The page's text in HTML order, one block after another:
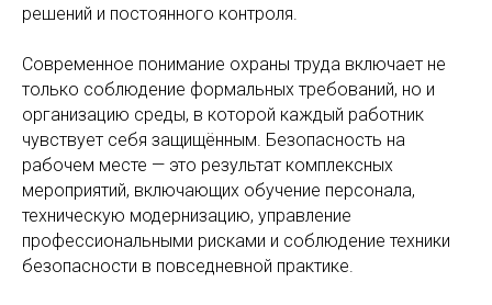
решений и постоянного контроля.
Современное понимание охраны труда включает не
только соблюдение формальных требований, но и
организацию среды, в которой каждый работник
чувствует себя защищённым. Безопасность на
рабочем месте — это результат комплексных
мероприятий, включающих обучение персонала,
техническую модернизацию, управление
профессиональными рисками и соблюдение техники
безопасности в повседневной практике.